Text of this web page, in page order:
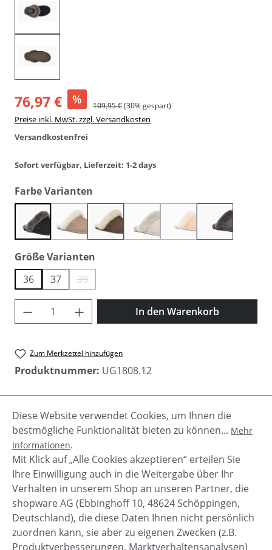
76,97 € % 109,95 €(30% gespart)
Preise inkl. MwSt. zzgl. Versandkosten
Versandkostenfrei
Sofort verfügbar, Lieferzeit: 1-2 days
Farbe Varianten
black greychestnut / hellbraun
(Diese Option ist zurzeit nicht verfügbar.)
espresso / braun
goat
(Diese Option ist zurzeit nicht
peach fuzz
(Diese Option ist zurzeit
thunder
Größe Varianten
36
37 39(Diese Option ist zurzeit nicht verfügbar.)
Produkt Anzahl: Gib den gewünschten
In den Warenkorb
Zum Merkzettel hinzufügen
Produktnummer: UG1808.12
Beschreibung
Die Ugg Scuffette II ist ein Hausschuh aus
luxeriösem Lammfell mit Fellfutter und einer
kuscheligen Fell- Manschette. Als La… Mehr
Service-Hotline
Diese Website verwendet Cookies, um Ihnen die
bestmögliche Funktionalität bieten zu können... Mehr
Informationen.
Mit Klick auf „Alle Cookies akzeptieren“ erteilen Sie
Ihre Einwilligung auch in die Weitergabe über Ihr
Verhalten in unserem Shop an unseren Partner, die
shopware AG (Ebbinghoff 10, 48624 Schöppingen,
Deutschland), die diese Daten Ihnen nicht persönlich
zuordnen kann, sie aber zu eigenen Zwecken (z.B.
Produktverbesserungen, Marktverhaltensanalysen)